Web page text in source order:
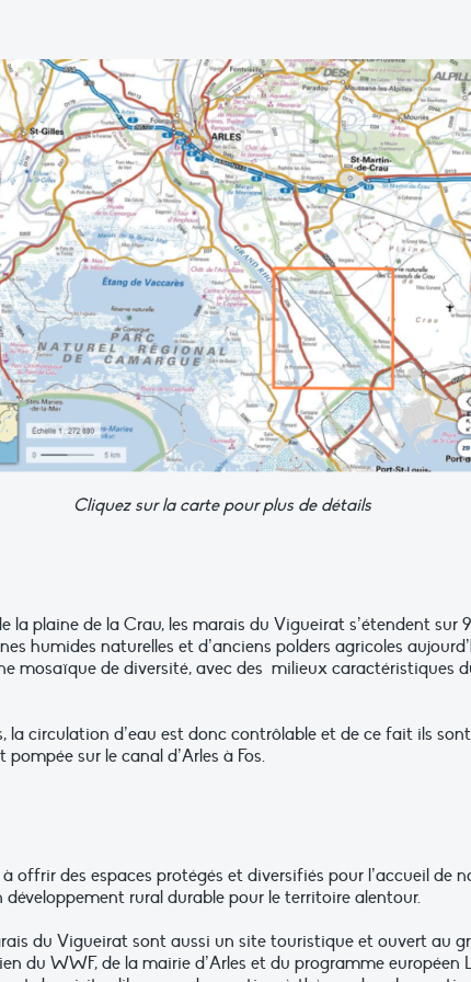
Cliquez sur la carte pour plus de détails
la plaine de la Crau, les marais du Vigueirat s’étendent sur
humides naturelles et d’anciens polders agricoles
mosaïque de diversité, avec des milieux caractéristiques
circulation d’eau est donc contrôlable et de ce fait ils
sur le canal d’Arles à Fos.
des espaces protégés et diversifiés pour l’accueil de
rural durable pour le territoire alentour.
du Vigueirat sont aussi un site touristique et ouvert au
du WWF, de la mairie d’Arles et du programme européen